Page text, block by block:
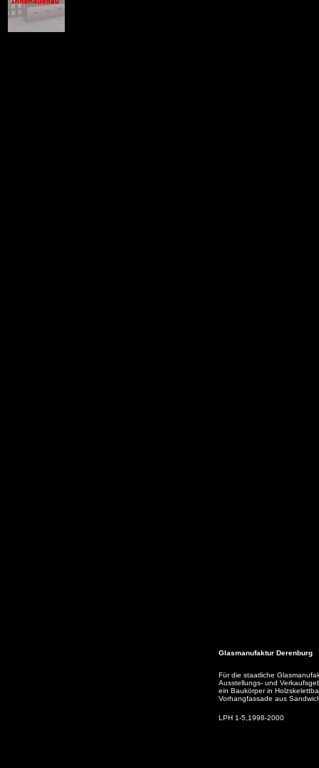
Glasmanufaktur Derenburg
Für die staatliche
Ausstellungs- und
ein Baukörper in
Vorhangfassade aus
LPH 1-5,1998-2000